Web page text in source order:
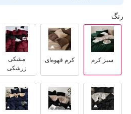
رنگ
سبز کرم کرم قهوه‌ای
مشکی
زرشکی